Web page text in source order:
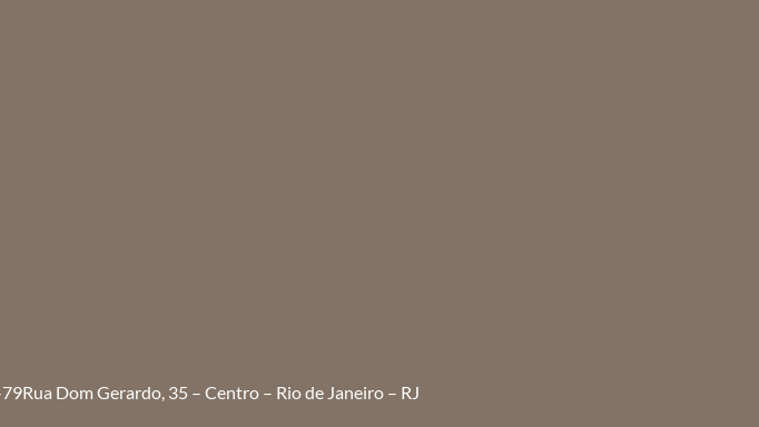
Rua Dom Gerardo, 35 – Centro – Rio de Janeiro – RJ